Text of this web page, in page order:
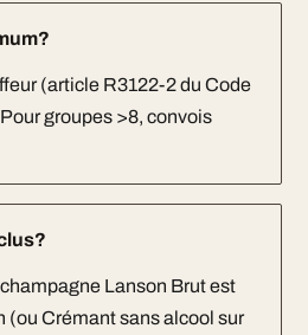
(article R3122-2 du Code
groupes >8, convois
Lanson Brut est
(ou Crémant sans alcool sur